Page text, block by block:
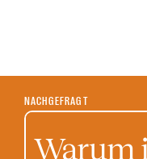
NACHGEFRAGT
Warum